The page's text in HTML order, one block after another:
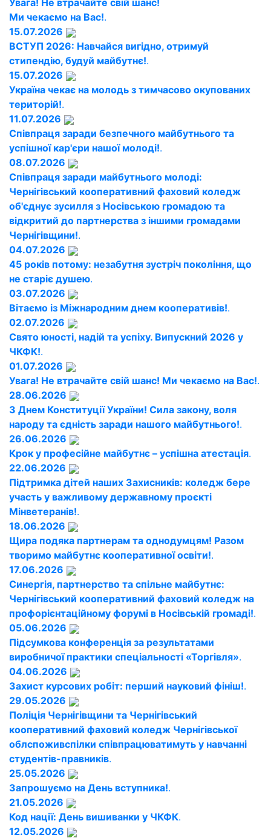
Увага! Не втрачайте свій шанс!
Ми чекаємо на Вас!.
15.07.2026
ВСТУП 2026: Навчайся вигідно, отримуй
стипендію, будуй майбутнє!.
15.07.2026
Україна чекає на молодь з тимчасово окупованих
територій!.
11.07.2026
Співпраця заради безпечного майбутнього та
успішної кар'єри нашої молоді!.
08.07.2026
Співпраця заради майбутнього молоді:
Чернігівський кооперативний фаховий коледж
об'єднує зусилля з Носівською громадою та
відкритий до партнерства з іншими громадами
Чернігівщини!.
04.07.2026
45 років потому: незабутня зустріч покоління, що
не старіє душею.
03.07.2026
Вітаємо із Міжнародним днем кооперативів!.
02.07.2026
Свято юності, надій та успіху. Випускний 2026 у
ЧКФК!.
01.07.2026
Увага! Не втрачайте свій шанс! Ми чекаємо на Вас!.
28.06.2026
З Днем Конституції України! Сила закону, воля
народу та єдність заради нашого майбутнього!.
26.06.2026
Крок у професійне майбутнє – успішна атестація.
22.06.2026
Підтримка дітей наших Захисників: коледж бере
участь у важливому державному проєкті
Мінветеранів!.
18.06.2026
Щира подяка партнерам та однодумцям! Разом
творимо майбутнє кооперативної освіти!.
17.06.2026
Синергія, партнерство та спільне майбутнє:
Чернігівський кооперативний фаховий коледж на
профорієнтаційному форумі в Носівській громаді!.
05.06.2026
Підсумкова конференція за результатами
виробничої практики спеціальності «Торгівля».
04.06.2026
Захист курсових робіт: перший науковий фініш!.
29.05.2026
Поліція Чернігівщини та Чернігівський
кооперативний фаховий коледж Чернігівської
облспоживспілки співпрацюватимуть у навчанні
студентів-правників.
25.05.2026
Запрошуємо на День вступника!.
21.05.2026
Код нації: День вишиванки у ЧКФК.
12.05.2026